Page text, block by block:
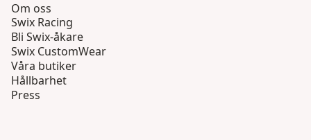
Om oss
Swix Racing
Bli Swix-åkare
Swix CustomWear
Våra butiker
Hållbarhet
Press